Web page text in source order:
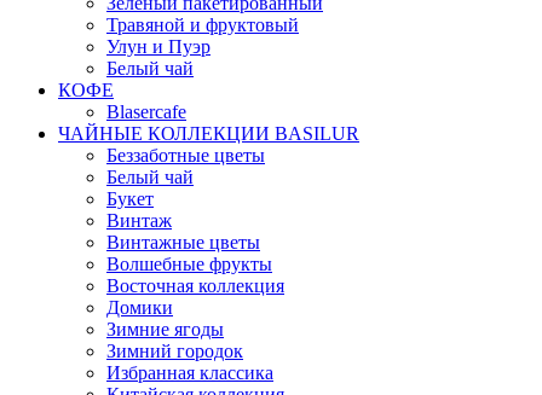
Травяной и фруктовый
Улун и Пуэр
Белый чай
КОФЕ
Blasercafe
ЧАЙНЫЕ КОЛЛЕКЦИИ BASILUR
Беззаботные цветы
Белый чай
Букет
Винтаж
Винтажные цветы
Волшебные фрукты
Восточная коллекция
Домики
Зимние ягоды
Зимний городок
Избранная классика